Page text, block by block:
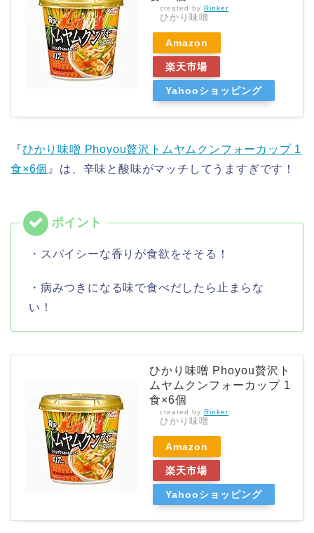
created by Rinker
ひかり味噌
Amazon
楽天市場
Yahooショッピング
『ひかり味噌 Phoyou贅沢トムヤムクンフォーカップ 1
食×6個 』は、辛味と酸味がマッチしてうますぎです！
・スパイシーな香りが食欲をそそる！
・病みつきになる味で食べだしたら止まらな
い！
ひかり味噌 Phoyou贅沢ト
ムヤムクンフォーカップ 1
食×6個
created by Rinker
ひかり味噌
Amazon
楽天市場
Yahooショッピング